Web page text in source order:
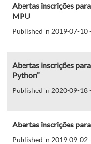
Abertas inscrições
MPU
Published in 2019-07-
Abertas inscrições
Python”
Published in 2020-09-18
Abertas inscrições
Published in 2019-09-